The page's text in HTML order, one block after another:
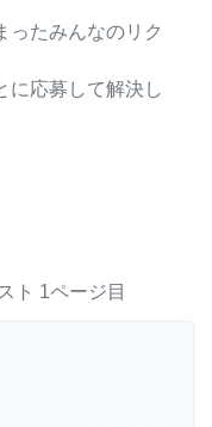
ったみんなのリク
に応募して解決し
ト 1ページ目